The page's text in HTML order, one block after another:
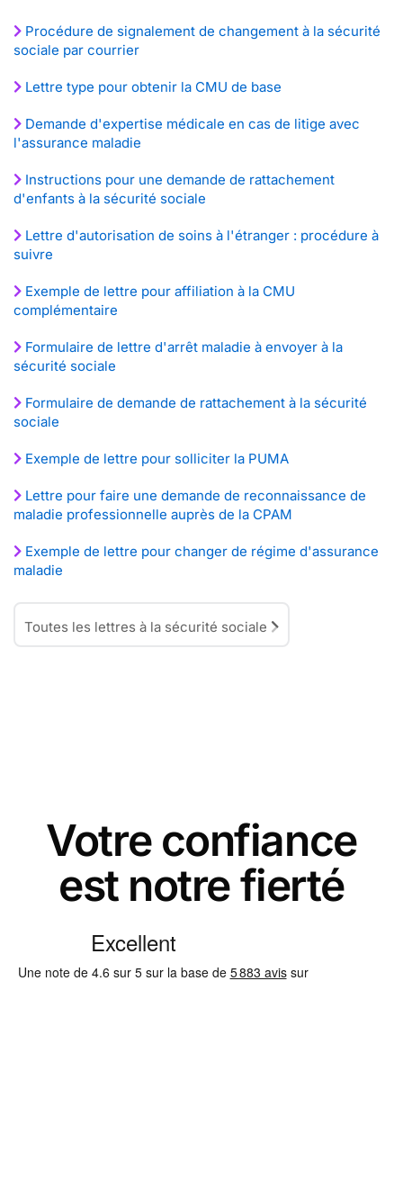
Procédure de signalement de changement à la sécurité
sociale par courrier
Lettre type pour obtenir la CMU de base
Demande d'expertise médicale en cas de litige avec
l'assurance maladie
Instructions pour une demande de rattachement
d'enfants à la sécurité sociale
Lettre d'autorisation de soins à l'étranger : procédure à
suivre
Exemple de lettre pour affiliation à la CMU
complémentaire
Formulaire de lettre d'arrêt maladie à envoyer à la
sécurité sociale
Formulaire de demande de rattachement à la sécurité
sociale
Exemple de lettre pour solliciter la PUMA
Lettre pour faire une demande de reconnaissance de
maladie professionnelle auprès de la CPAM
Exemple de lettre pour changer de régime d'assurance
maladie
Toutes les lettres à la sécurité sociale
Votre confiance
est notre fierté